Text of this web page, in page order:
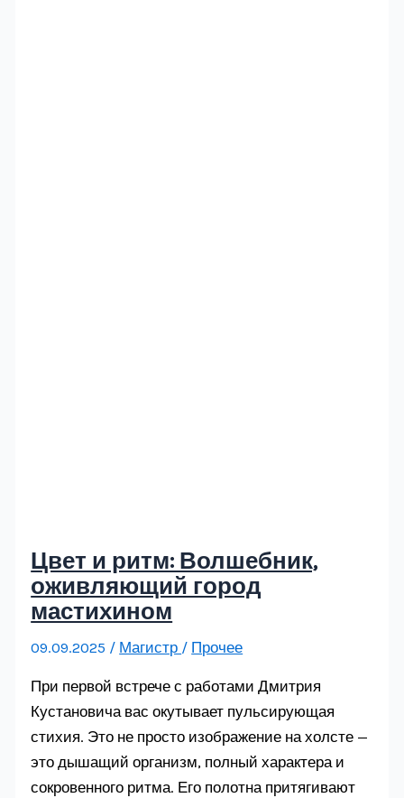
Цвет и ритм: Волшебник,
оживляющий город
мастихином
09.09.2025 / Магистр / Прочее
При первой встрече с работами Дмитрия
Кустановича вас окутывает пульсирующая
стихия. Это не просто изображение на холсте —
это дышащий организм, полный характера и
сокровенного ритма. Его полотна притягивают